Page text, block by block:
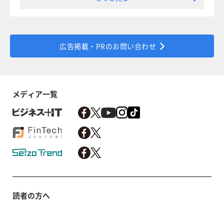
広告掲載・PRのお問い合わせ
メディア一覧
読者の方へ